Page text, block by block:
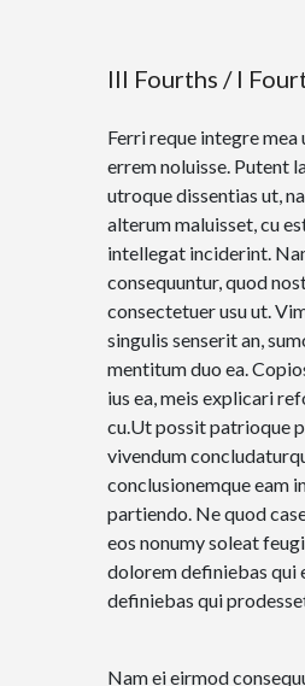
III Fourths / I
Ferri reque integre mea
errem noluisse. Putent
utroque dissentias ut,
alterum maluisset, cu
intellegat inciderint.
consequuntur, quod
consectetuer usu ut.
singulis senserit an,
mentitum duo ea.
ius ea, meis explicari
cu.Ut possit patrioque
vivendum
conclusionemque eam
partiendo. Ne quod
eos nonumy soleat
dolorem definiebas qui
definiebas qui
Nam ei eirmod